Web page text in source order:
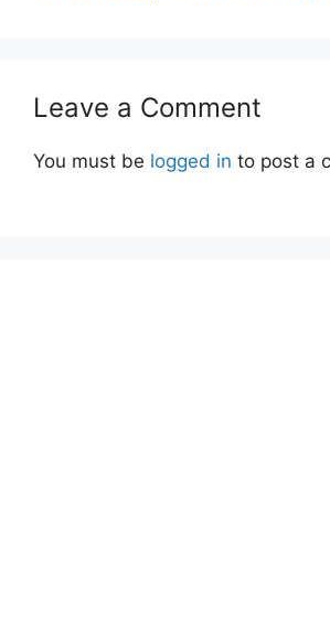
Leave a Comment
You must be logged in to post a